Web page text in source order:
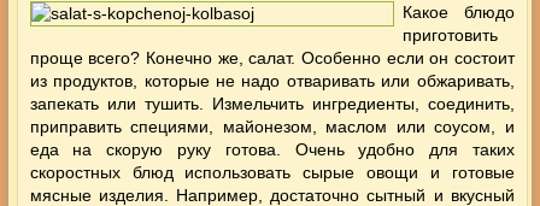
Какое блюдо
приготовить
проще всего? Конечно же, салат. Особенно если он состоит
из продуктов, которые не надо отваривать или обжаривать,
запекать или тушить. Измельчить ингредиенты, соединить,
приправить специями, майонезом, маслом или соусом, и
еда на скорую руку готова. Очень удобно для таких
скоростных блюд использовать сырые овощи и готовые
мясныеизделия. Например, достаточно сытный и вкусный